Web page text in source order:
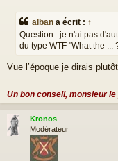
s
e
alban a écrit : ↑
Question : je n'ai pas
du type WTF "What the
Vue l’époque je dirais
Un bon conseil, monsieur
Kronos
Modérateur